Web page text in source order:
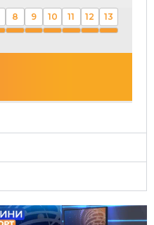
8 9 10 11 12 13